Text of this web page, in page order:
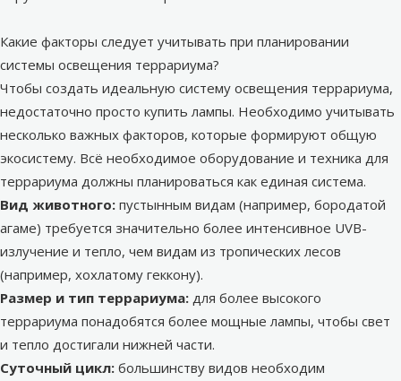
Какие факторы следует учитывать при планировании
системы освещения террариума?
Чтобы создать идеальную систему освещения террариума,
недостаточно просто купить лампы. Необходимо учитывать
несколько важных факторов, которые формируют общую
экосистему. Всё необходимое оборудование и техника для
террариума должны планироваться как единая система.
Вид животного: пустынным видам (например, бородатой
агаме) требуется значительно более интенсивное UVB-
излучение и тепло, чем видам из тропических лесов
(например, хохлатому геккону).
Размер и тип террариума: для более высокого
террариума понадобятся более мощные лампы, чтобы свет
и тепло достигали нижней части.
Суточный цикл: большинству видов необходим